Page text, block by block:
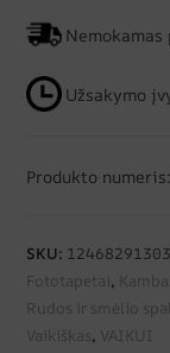
Užsakymo
Produkto
SKU: 12468291303
Fototapetai,
Rudos ir smėlio
Vaikiškas , VAIKUI